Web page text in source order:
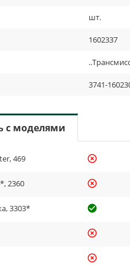
шт.
1602337
3741-
с моделями
469 highlight_off
2360 highlight_off
3303*
highlight_off
highlight_off